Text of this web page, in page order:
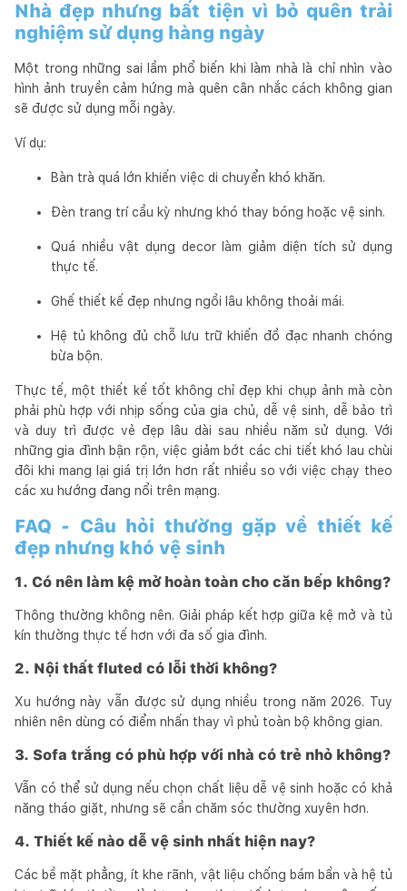
Nhà đẹp nhưng bất tiện vì bỏ quên trải
nghiệm sử dụng hàng ngày
Một trong những sai lầm phổ biến khi làm nhà là chỉ nhìn vào
hình ảnh truyền cảm hứng mà quên cân nhắc cách không gian
sẽ được sử dụng mỗi ngày.
Ví dụ:
Bàn trà quá lớn khiến việc di chuyển khó khăn.
Đèn trang trí cầu kỳ nhưng khó thay bóng hoặc vệ sinh.
Quá nhiều vật dụng decor làm giảm diện tích sử dụng
thực tế.
Ghế thiết kế đẹp nhưng ngồi lâu không thoải mái.
Hệ tủ không đủ chỗ lưu trữ khiến đồ đạc nhanh chóng
bừa bộn.
Thực tế, một thiết kế tốt không chỉ đẹp khi chụp ảnh mà còn
phải phù hợp với nhịp sống của gia chủ, dễ vệ sinh, dễ bảo trì
và duy trì được vẻ đẹp lâu dài sau nhiều năm sử dụng. Với
những gia đình bận rộn, việc giảm bớt các chi tiết khó lau chùi
đôi khi mang lại giá trị lớn hơn rất nhiều so với việc chạy theo
các xu hướng đang nổi trên mạng.
FAQ - Câu hỏi thường gặp về thiết kế
đẹp nhưng khó vệ sinh
1. Có nên làm kệ mở hoàn toàn cho căn bếp không?
Thông thường không nên. Giải pháp kết hợp giữa kệ mở và tủ
kín thường thực tế hơn với đa số gia đình.
2. Nội thất fluted có lỗi thời không?
Xu hướng này vẫn được sử dụng nhiều trong năm 2026. Tuy
nhiên nên dùng có điểm nhấn thay vì phủ toàn bộ không gian.
3. Sofa trắng có phù hợp với nhà có trẻ nhỏ không?
Vẫn có thể sử dụng nếu chọn chất liệu dễ vệ sinh hoặc có khả
năng tháo giặt, nhưng sẽ cần chăm sóc thường xuyên hơn.
4. Thiết kế nào dễ vệ sinh nhất hiện nay?
Các bề mặt phẳng, ít khe rãnh, vật liệu chống bám bẩn và hệ tủ